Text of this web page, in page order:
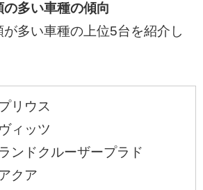
多い車種の傾向
多い車種の上位5台を紹介し
リウス
ィッツ
ンドクルーザープラド
クア